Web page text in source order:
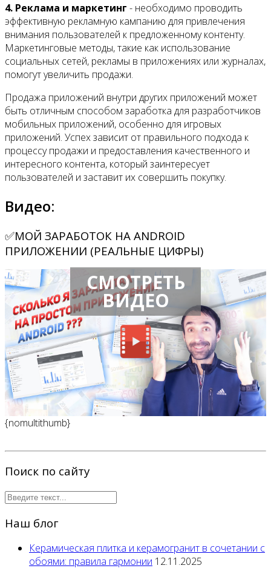
4. Реклама и маркетинг - необходимо проводить
эффективную рекламную кампанию для привлечения
внимания пользователей к предложенному контенту.
Маркетинговые методы, такие как использование
социальных сетей, рекламы в приложениях или журналах,
помогут увеличить продажи.
Продажа приложений внутри других приложений может
быть отличным способом заработка для разработчиков
мобильных приложений, особенно для игровых
приложений. Успех зависит от правильного подхода к
процессу продажи и предоставления качественного и
интересного контента, который заинтересует
пользователей и заставит их совершить покупку.
Видео:
✅МОЙ ЗАРАБОТОК НА ANDROID
ПРИЛОЖЕНИИ (РЕАЛЬНЫЕ ЦИФРЫ)
СМОТРЕТЬ
ВИДЕО
{nomultithumb}
Поиск по сайту
Наш блог
Керамическая плитка и керамогранит в сочетании с
обоями: правила гармонии 12.11.2025